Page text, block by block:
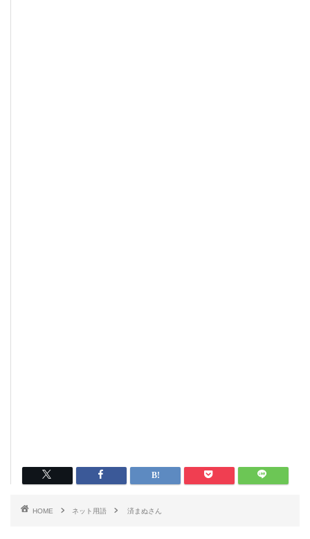
HOME ネット用語 済まぬさん